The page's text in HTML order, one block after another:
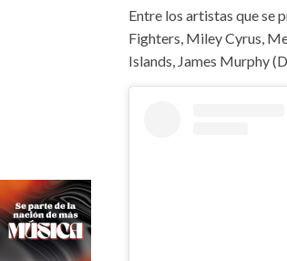
Entre los artistas que se
Fighters, Miley Cyrus,
Islands, James Murphy